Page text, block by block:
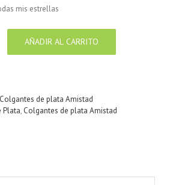
mis estrellas
AÑADIR AL CARRITO
Colgantes de plata Amistad
Plata, Colgantes de plata Amistad